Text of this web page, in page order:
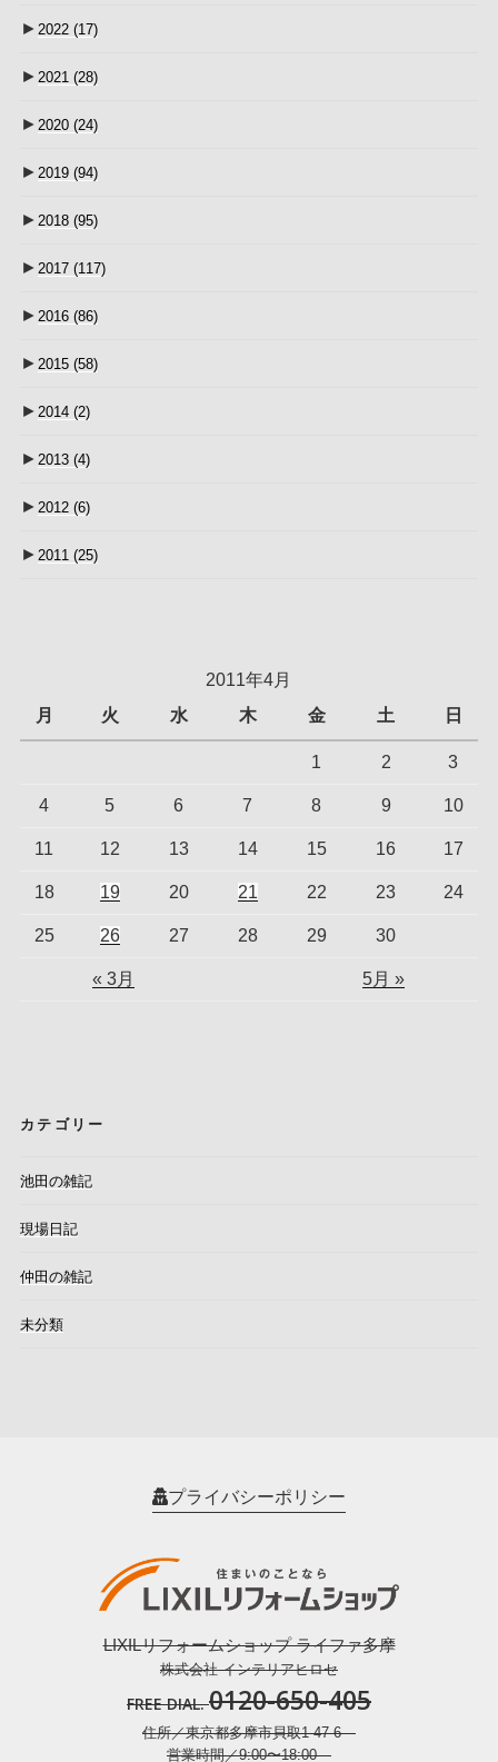
► 2022 (17)
► 2021 (28)
► 2020 (24)
► 2019 (94)
► 2018 (95)
► 2017 (117)
► 2016 (86)
► 2015 (58)
► 2014 (2)
► 2013 (4)
► 2012 (6)
► 2011 (25)
2011年4月
月
火 水 木 金 土 日
« 3月 5月 »
1 2 3
4 5 6 7 8 9 10
11 12 13 14 15 16 17
18 19 20 21 22 23 24
25 26 27 28 29 30
カテゴリー
池田の雑記
現場日記
仲田の雑記
未分類
プライバシーポリシー
LIXILリフォームショップ ライファ多摩
株式会社 インテリアヒロセ
FREE DIAL.0120-650-405
住所／東京都多摩市貝取1-47-6
営業時間／9:00〜18:00